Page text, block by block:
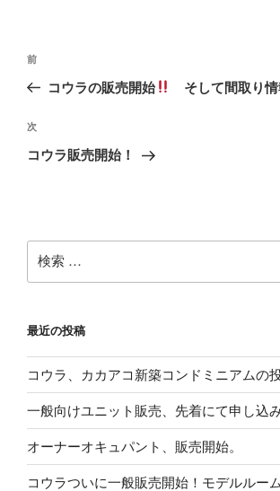
投
ビ
ゲ
ン
過
去
投
稿
前
コウラの販売開始 そして間取り情
次
の
次
コウラ販売開始！
検
索:
最近の投稿
コウラ、カカアコ新築コンドミニアムの
一般向けユニット販売、先着にて申し込
オーナーオキュパント、販売開始。
コウラついに一般販売開始！モデルルー